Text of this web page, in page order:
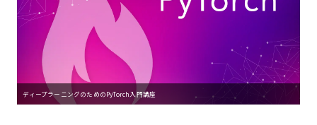
ディープラーニングのためのPyTorch入門講座